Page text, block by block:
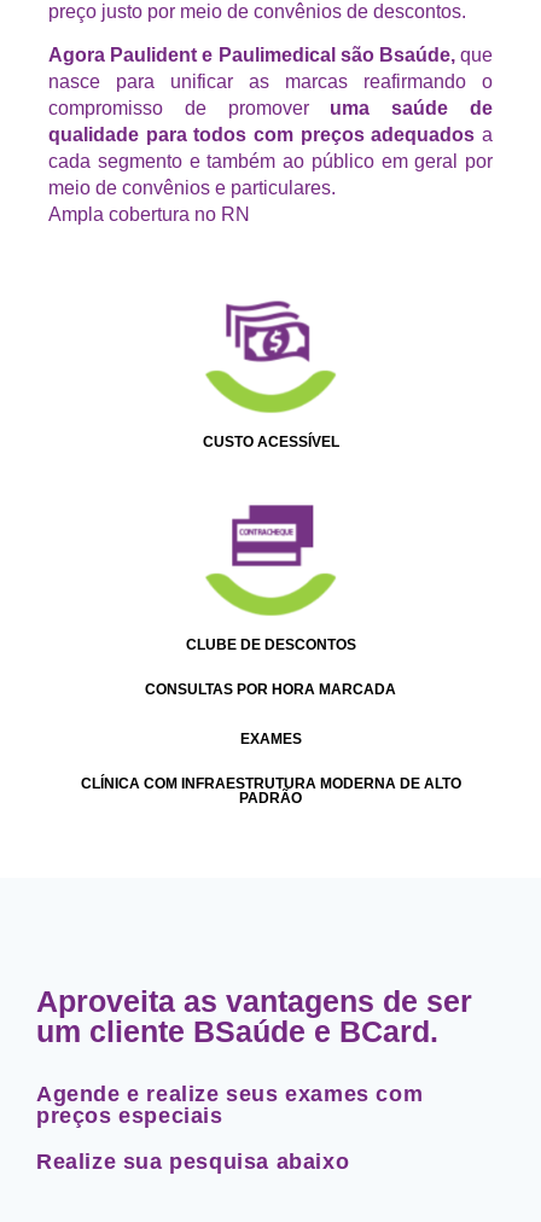
preço justo por meio de convênios de descontos.
Agora Paulident e Paulimedical são Bsaúde,que
nasce para unificar as marcas reafirmando o
compromisso de promover uma saúde de
qualidade para todos com preços adequados a
cada segmento e também ao público em geral por
meio de convênios e particulares.
Ampla cobertura no RN
CUSTO ACESSÍVEL
CLUBE DE DESCONTOS
CONSULTAS POR HORA MARCADA
EXAMES
CLÍNICA COM INFRAESTRUTURA MODERNA DE ALTO
PADRÃO
Aproveita as vantagens de ser
um cliente BSaúde e BCard.
Agende e realize seus exames com
preços especiais
Realize sua pesquisa abaixo